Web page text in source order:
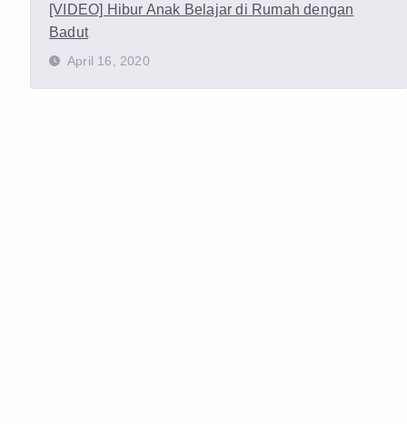
[VIDEO] Hibur Anak Belajar di Rumah dengan
Badut
April 16, 2020